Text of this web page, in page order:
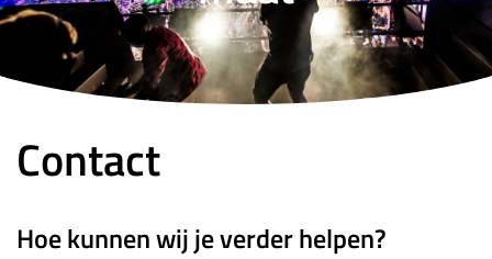
Contact
Hoe kunnen wij je verder helpen?